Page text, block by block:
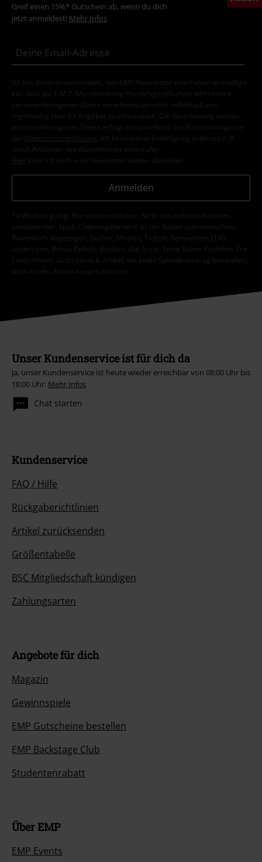
Greif einen 15%* Gutschein ab, wenn du dich
jetzt anmeldest! Mehr Infos
Ich bin damit einverstanden, den EMP-Newsletter zu erhalten und willige
ein, dass die E.M.P. Merchandising Handelsgesellschaft mbH meine
personenbezogenen Daten verarbeitet um mich individuell und
regelmäßig über ihr Angebot zu informieren. Die Verarbeitung meiner
personenbezogenen Daten erfolgt entsprechend den Bestimmungen in
der
Datenschutzerklärung
. Ich kann meine Einwilligung jederzeit z. B.
durch Anklicken des Abmeldelinks widerrufen.
Hier kann ich mich vom Newsletter wieder abmelden.
Anmelden
*4 Wochen gültig. Nur online einlösbar. Nicht mit anderen Aktionen
kombinierbar. Nach Codeeingabe wird dir der Rabatt automatisch im
Warenkorb abgezogen. Bücher, Medien, Tickets, Rammstein, (Till)
Lindemann, Böhse Onkelz, Broilers, Die Ärzte, Feine Sahne Fischfilet, Die
Toten Hosen, Gutscheine & Artikel, die einen Spendenbeitrag beinhalten,
sind von der Aktion ausgeschlossen.
Unser Kundenservice ist für dich da
Ja, unser Kundenservice ist heute wieder erreichbar von 08:00 Uhr bis
18:00 Uhr. Mehr Infos
Chat starten
Kundenservice
FAQ / Hilfe
Rückgaberichtlinien
Artikel zurücksenden
Größentabelle
BSC Mitgliedschaft kündigen
Zahlungsarten
Angebote für dich
Magazin
Gewinnspiele
EMP Gutscheine bestellen
EMP Backstage Club
Studentenrabatt
Über EMP
EMP Events